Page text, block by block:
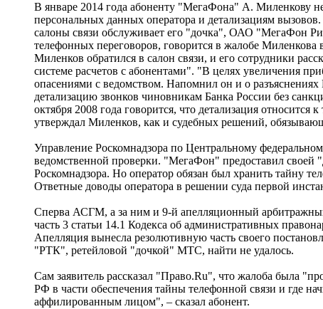
В январе 2014 года абоненту "МегаФона" А. Миленкову
персональных данных оператора и детализациям
салоны связи обслуживает его "дочка", ОАО "МегаФон
телефонных переговоров, говорится в жалобе Миленкова
Миленков обратился в салон связи, и его сотрудники
системе расчетов с абонентами". "В целях увеличения
опасениями с ведомством. Напомнил он и о
детализацию звонков чиновникам Банка России без
октября 2008 года говорится, что детализация
утверждал Миленков, как и судебных решений,
Управление Роскомнадзора по Центральному
ведомственной проверки. "МегаФон" предоставил своей
Роскомнадзора. Но оператор обязан был хранить тайну
Ответные доводы оператора в решении суда первой
Сперва АСГМ, а за ним и 9-й апелляционный
часть 3 статьи 14.1 Кодекса об административных
Апелляция вынесла резолютивную часть своего
"РТК", ретейловой "дочкой" МТС, найти не удалось.
Сам заявитель рассказал "Право.Ru", что жалоба была
РФ в части обеспечения тайны телефонной связи и где
аффилированным лицом", – сказал абонент.